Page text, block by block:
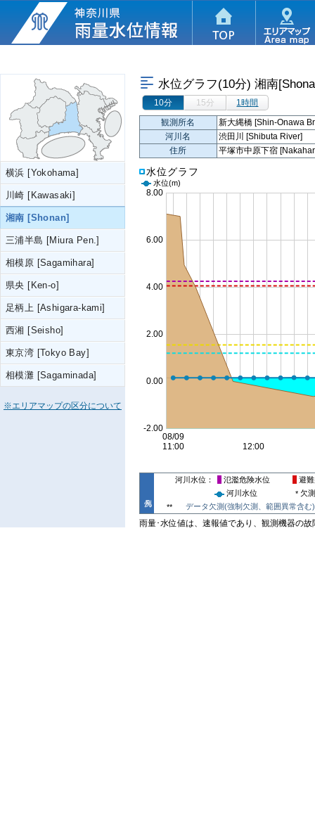
横浜 [Yokohama]
川崎 [Kawasaki]
湘南 [Shonan]
三浦半島 [Miura Pen.]
相模原 [Sagamihara]
県央 [Ken-o]
足柄上 [Ashigara-kami]
西湘 [Seisho]
東京湾 [Tokyo Bay]
相模灘 [Sagaminada]
※エリアマップの区分について
水位グラフ(10分) 湘南
10分 15分
1時間
観測所名
新大縄橋 [Shin-Onawa
河川名
渋田川 [Shibuta River]
住所
平塚市中原下宿
水位グラフ
水位(m)
河川水位 氾濫危険水位
避
河川水位
* 欠測
**
データ欠測(強制欠測、範囲異常含む)
雨量･水位値は、速報値であり、観測機器の